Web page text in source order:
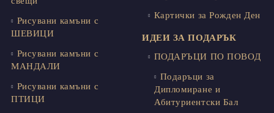
Рисувани камъни с
ШЕВИЦИ
Рисувани камъни с
МАНДАЛИ
Рисувани камъни с
ПТИЦИ
Картички за Рожден Ден
ИДЕИ ЗА ПОДАРЪК
ПОДАРЪЦИ ПО ПОВОД
Подаръци за
Дипломиране и
Абитуриентски Бал